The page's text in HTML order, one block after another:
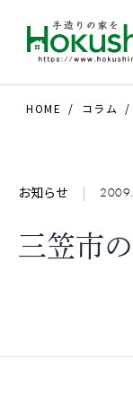
HOME コラム
お知らせ |
三笠市